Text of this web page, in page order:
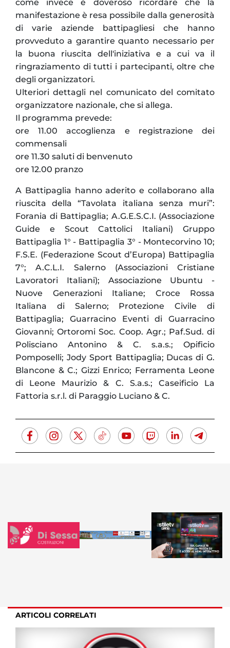
come invece è doveroso ricordare che la
manifestazione è resa possibile dalla generosità
di varie aziende battipagliesi che hanno
provveduto a garantire quanto necessario per
la buona riuscita dell'iniziativa e a cui va il
ringraziamento di tutti i partecipanti, oltre che
degli organizzatori.
Ulteriori dettagli nel comunicato del comitato
organizzatore nazionale, che si allega.
Il programma prevede:
ore 11.00 accoglienza e registrazione dei
commensali
ore 11.30 saluti di benvenuto
ore 12.00 pranzo
A Battipaglia hanno aderito e collaborano alla
riuscita della “Tavolata italiana senza muri”:
Forania di Battipaglia; A.G.E.S.C.I. (Associazione
Guide e Scout Cattolici Italiani) Gruppo
Battipaglia 1° - Battipaglia 3° - Montecorvino 10;
F.S.E. (Federazione Scout d’Europa) Battipaglia
7°; A.C.L.I. Salerno (Associazioni Cristiane
Lavoratori Italiani); Associazione Ubuntu -
Nuove Generazioni Italiane; Croce Rossa
Italiana di Salerno; Protezione Civile di
Battipaglia; Guarracino Eventi di Guarracino
Giovanni; Ortoromi Soc. Coop. Agr.; Paf.Sud. di
Polisciano Antonino & C. s.a.s.; Opificio
Pomposelli; Jody Sport Battipaglia; Ducas di G.
Blancone & C.; Gizzi Enrico; Ferramenta Leone
di Leone Maurizio & C. S.a.s.; Caseificio La
Fattoria s.r.l. di Paraggio Luciano & C.
ARTICOLI CORRELATI